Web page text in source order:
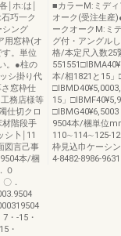
￨ホ:は￨
巧一ク
シング
用窓枠(オ
。単位
。●柱の
シ掛り代
窓枠仕
務店様等
仕切クロ
材階段手
シ卜￨11
図言己事
本/梱
０
．
・‐15・
・
■カラーM:ミデ
オーク(受注生産
ークオークM:ミ
グ付・アングル
格/本定尺入数25
本/相1821と15」
15」
9504本/梱単位
110∼114∼125-
枠見込巾ケーシ
4-8482-8986-